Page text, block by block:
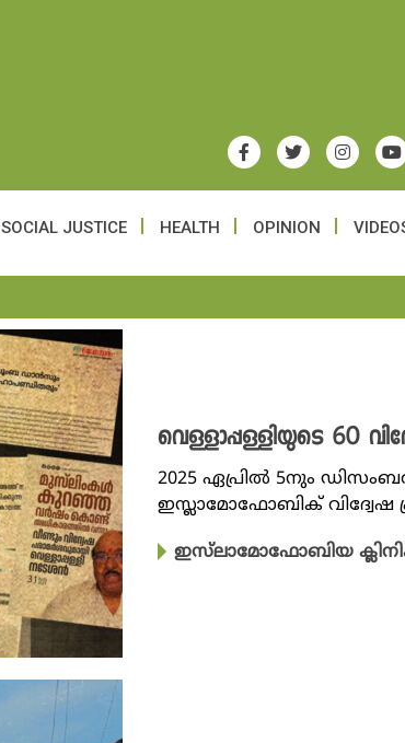
SOCIAL JUSTICE HEALTH OPINION
വെള്ളാപ്പള്ളിയുടെ 60
2025 ഏപ്രിൽ 5നും
ഇസ്ലാമോഫോബിക് വിദ്വേഷ
ഇസ്‌ലാമോഫോബിയ